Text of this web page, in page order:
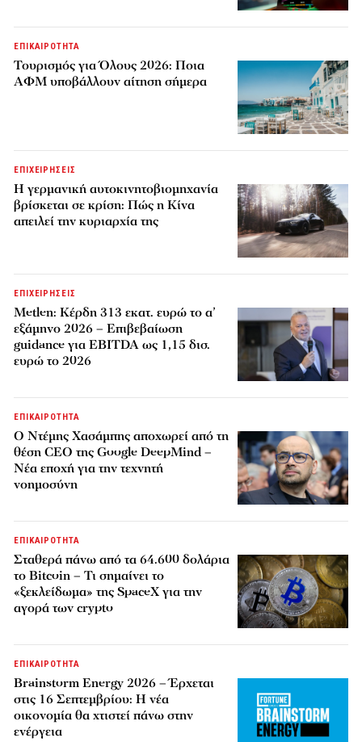
ΕΠΙΚΑΙΡΟΤΗΤΑ
Τουρισμός για Όλους 2026: Ποια
ΑΦΜ υποβάλλουν αίτηση σήμερα
ΕΠΙΧΕΙΡΗΣΕΙΣ
Η γερμανική αυτοκινητοβιομηχανία
βρίσκεται σε κρίση: Πώς η Κίνα
απειλεί την κυριαρχία της
ΕΠΙΧΕΙΡΗΣΕΙΣ
Metlen: Κέρδη 313 εκατ. ευρώ το α’
εξάμηνο 2026 – Επιβεβαίωση
guidance για EBITDA ως 1,15 δισ.
ευρώ το 2026
ΕΠΙΚΑΙΡΟΤΗΤΑ
Ο Ντέμης Χασάμπης αποχωρεί από τη
θέση CEO της Google DeepMind –
Νέα εποχή για την τεχνητή
νοημοσύνη
ΕΠΙΚΑΙΡΟΤΗΤΑ
Σταθερά πάνω από τα 64.600 δολάρια
το Bitcoin – Τι σημαίνει το
«ξεκλείδωμα» της SpaceX για την
αγορά των crypto
ΕΠΙΚΑΙΡΟΤΗΤΑ
Brainstorm Energy 2026 – Έρχεται
στις 16 Σεπτεμβρίου: Η νέα
οικονομία θα χτιστεί πάνω στην
ενέργεια